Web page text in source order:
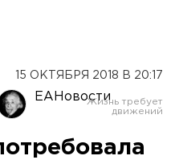
15 ОКТЯБРЯ 2018 В 20:17
ЕАНовости